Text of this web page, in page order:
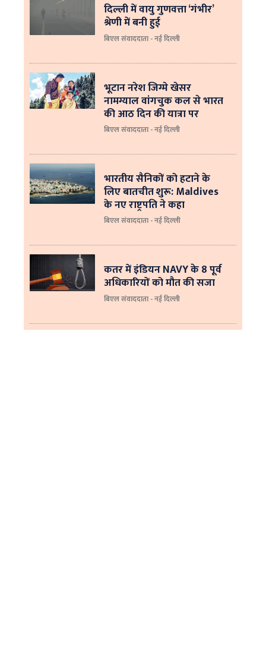
दिल्ली में वायु गुणवत्ता ‘गंभीर’
श्रेणी में बनी हुई
बिएल संवाददाता - नई दिल्ली
भूटान नरेश जिग्मे खेसर
नामग्याल वांगचुक कल से भारत
की आठ दिन की यात्रा पर
बिएल संवाददाता - नई दिल्ली
भारतीय सैनिकों को हटाने के
लिए बातचीत शुरू: Maldives
के नए राष्ट्रपति ने कहा
बिएल संवाददाता - नई दिल्‍ली
कतर में इंडियन NAVY के 8 पूर्व
अधिकारियों को मौत की सजा
बिएल संवाददाता - नई दिल्ली